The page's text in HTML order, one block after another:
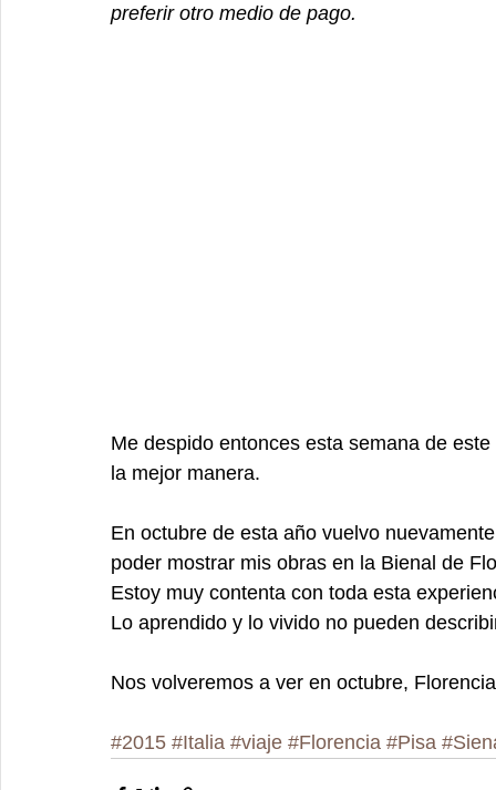
preferir otro medio de pago.
Me despido entonces esta semana de
la mejor manera.
En octubre de esta año vuelvo
poder mostrar mis obras en la Bienal de
Estoy muy contenta con toda esta
Lo aprendido y lo vivido no pueden
Nos volveremos a ver en octubre,
#2015 #Italia #viaje #Florencia #Pisa